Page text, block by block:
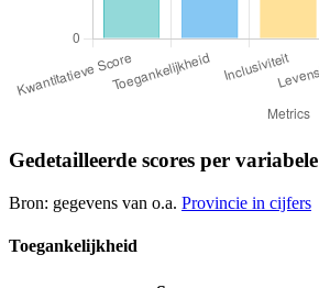
Gedetailleerde scores per variabele
Bron: gegevens van o.a. Provincie in cijfers
Toegankelijkheid